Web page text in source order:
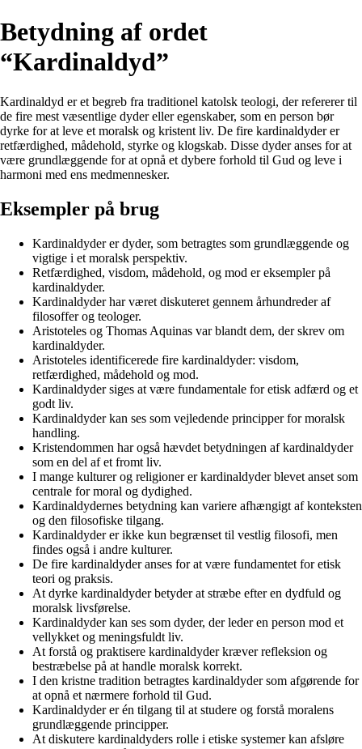
Betydning af ordet
“Kardinaldyd”
Kardinaldyd er et begreb fra traditionel katolsk teologi, der refererer til
de fire mest væsentlige dyder eller egenskaber, som en person bør
dyrke for at leve et moralsk og kristent liv. De fire kardinaldyder er
retfærdighed, mådehold, styrke og klogskab. Disse dyder anses for at
være grundlæggende for at opnå et dybere forhold til Gud og leve i
harmoni med ens medmennesker.
Eksempler på brug
Kardinaldyder er dyder, som betragtes som grundlæggende og
vigtige i et moralsk perspektiv.
Retfærdighed, visdom, mådehold, og mod er eksempler på
kardinaldyder.
Kardinaldyder har været diskuteret gennem århundreder af
filosoffer og teologer.
Aristoteles og Thomas Aquinas var blandt dem, der skrev om
kardinaldyder.
Aristoteles identificerede fire kardinaldyder: visdom,
retfærdighed, mådehold og mod.
Kardinaldyder siges at være fundamentale for etisk adfærd og et
godt liv.
Kardinaldyder kan ses som vejledende principper for moralsk
handling.
Kristendommen har også hævdet betydningen af kardinaldyder
som en del af et fromt liv.
I mange kulturer og religioner er kardinaldyder blevet anset som
centrale for moral og dydighed.
Kardinaldydernes betydning kan variere afhængigt af konteksten
og den filosofiske tilgang.
Kardinaldyder er ikke kun begrænset til vestlig filosofi, men
findes også i andre kulturer.
De fire kardinaldyder anses for at være fundamentet for etisk
teori og praksis.
At dyrke kardinaldyder betyder at stræbe efter en dydfuld og
moralsk livsførelse.
Kardinaldyder kan ses som dyder, der leder en person mod et
vellykket og meningsfuldt liv.
At forstå og praktisere kardinaldyder kræver refleksion og
bestræbelse på at handle moralsk korrekt.
I den kristne tradition betragtes kardinaldyder som afgørende for
at opnå et nærmere forhold til Gud.
Kardinaldyder er én tilgang til at studere og forstå moralens
grundlæggende principper.
At diskutere kardinaldyders rolle i etiske systemer kan afsløre